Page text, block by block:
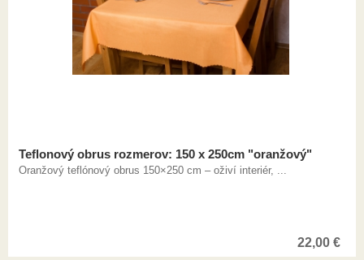
Teflonový obrus rozmerov: 150 x 250cm "oranžový"
Oranžový teflónový obrus 150×250 cm – oživí interiér, ...
22,00 €